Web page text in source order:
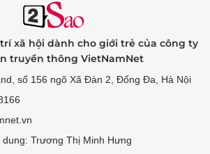
xã hội dành cho giới trẻ của công ty
truyền thông VietNamNet
số 156 ngõ Xã Đàn 2, Đống Đa, Hà Nội
Trương Thị Minh Hưng